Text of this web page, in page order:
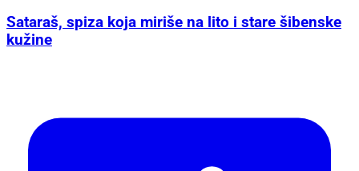
Sataraš, spiza koja miriše na lito i stare šibenske
kužine